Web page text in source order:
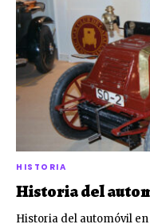
HISTORIA
Historia del
Historia del automóvil